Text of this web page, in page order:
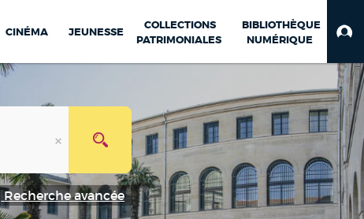
CINÉMA JEUNESSE
COLLECTIONS
PATRIMONIALES
BIBLIOTHÈQUE
NUMÉRIQUE
Recherche avancée